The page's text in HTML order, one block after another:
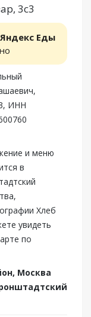
3с3
Еды
ИНН
и меню
в
Хлеб
увидеть
по
Москва